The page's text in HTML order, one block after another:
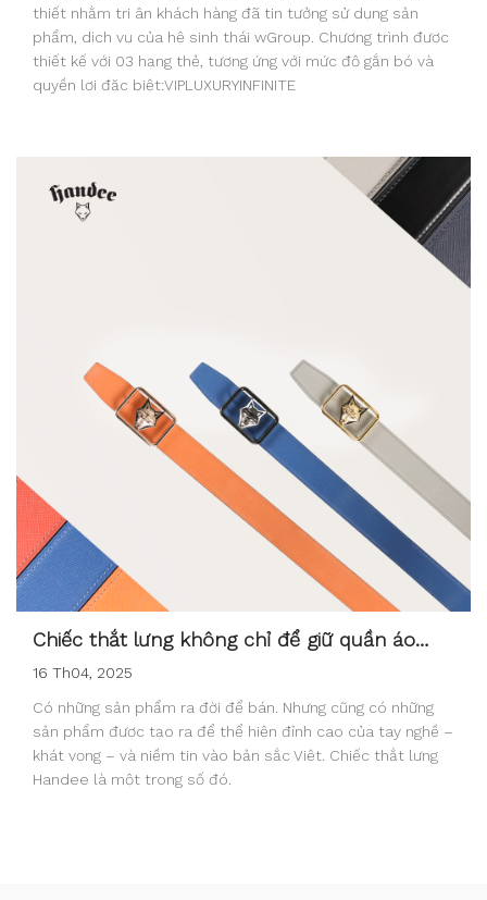
thiết nhằm tri ân khách hàng đã tin tưởng sử dụng sản
phẩm, dịch vụ của hệ sinh thái wGroup. Chương trình được
thiết kế với 03 hạng thẻ, tương ứng với mức độ gắn bó và
quyền lợi đặc biệt:VIPLUXURYINFINITE
Chiếc thắt lưng không chỉ để giữ quần áo…
16 Th04, 2025
Có những sản phẩm ra đời để bán. Nhưng cũng có những
sản phẩm được tạo ra để thể hiện đỉnh cao của tay nghề –
khát vọng – và niềm tin vào bản sắc Việt. Chiếc thắt lưng
Handee là một trong số đó.